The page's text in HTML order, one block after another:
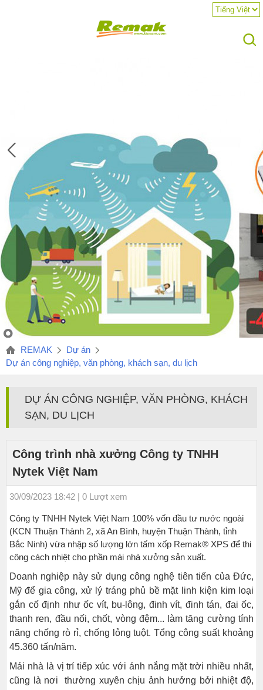
REMAK
Dự án
Dự án công nghiệp, văn phòng, khách sạn, du lịch
DỰ ÁN CÔNG NGHIỆP, VĂN PHÒNG, KHÁCH
SẠN, DU LỊCH
Công trình nhà xưởng Công ty TNHH
Nytek Việt Nam
30/09/2023 18:42 | 0 Lượt xem
Công ty TNHH Nytek Việt Nam 100% vốn đầu tư nước ngoài
(KCN Thuận Thành 2, xã An Bình, huyện Thuận Thành, tỉnh
Bắc Ninh) vừa nhập số lượng lớn tấm xốp Remak® XPS để thi
công cách nhiệt cho phần mái nhà xưởng sản xuất.
Doanh nghiệp này sử dụng công nghệ tiên tiến của Đức,
Mỹ để gia công, xử lý tráng phủ bề mặt linh kiện kim loại
gắn cố định như ốc vít, bu-lông, đinh vít, đinh tán, đai ốc,
thanh ren, đầu nối, chốt, vòng đệm... làm tăng cường tính
năng chống rò rỉ, chống lỏng tuột. Tổng công suất khoảng
45.360 tấn/năm.
Mái nhà là vị trí tiếp xúc với ánh nắng mặt trời nhiều nhất,
cũng là nơi thường xuyên chịu ảnh hưởng bởi nhiệt độ,